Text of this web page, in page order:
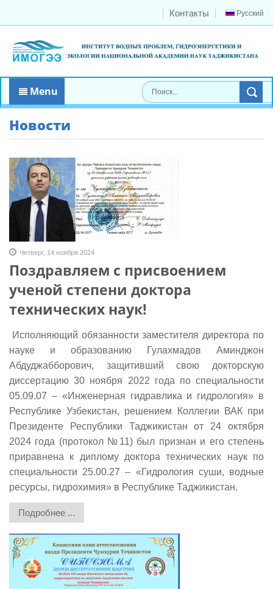
Русский
Контакты
Menu
Новости
Четверг, 14 ноября 2024
Поздравляем с присвоением
ученой степени доктора
технических наук!
Исполняющий обязанности заместителя директора по
науке и образованию Гулахмадов Аминджон
Абдуджабборович, защитивший свою докторскую
диссертацию 30 ноября 2022 года по специальности
05.09.07 – «Инженерная гидравлика и гидрология» в
Республике Узбекистан, решением Коллегии ВАК при
Президенте Республики Таджикистан от 24 октября
2024 года (протокол №11) был признан и его степень
приравнена к диплому доктора технических наук по
специальности 25.00.27 – «Гидрология суши, водные
ресурсы, гидрохимия» в Республике Таджикистан.
Подробнее ...